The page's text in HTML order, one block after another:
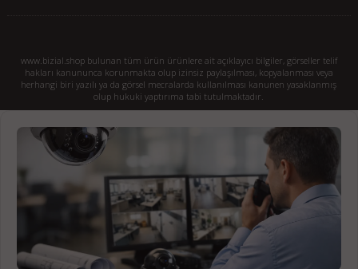
www.bizial.shop bulunan tüm ürün ürünlere ait açıklayıcı bilgiler, görseller telif
hakları kanununca korunmakta olup izinsiz paylaşılması, kopyalanması veya
herhangi biri yazılı ya da görsel mecralarda kullanılması kanunen yasaklanmış
olup hukuki yaptırıma tabi tutulmaktadır.